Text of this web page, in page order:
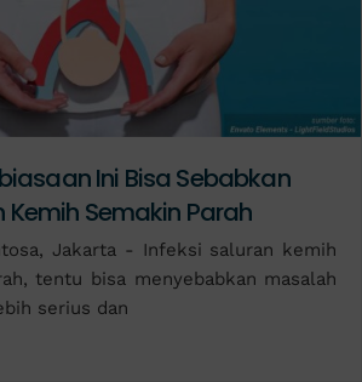
Ini Bisa Sebabkan
Kemih Semakin Parah
Jakarta - Infeksi saluran kemih
tentu bisa menyebabkan masalah
serius dan